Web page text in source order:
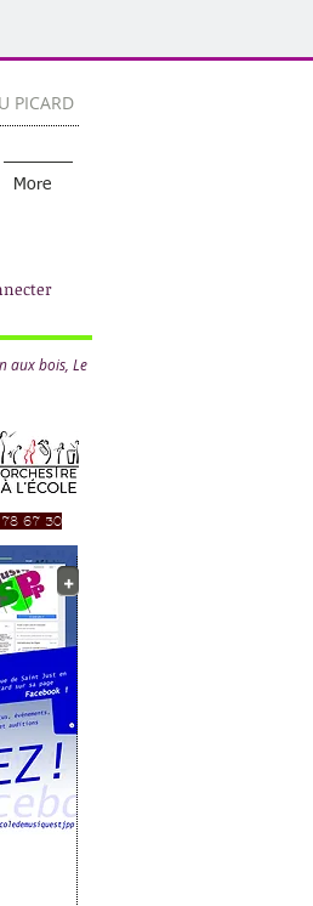
PICARD
More
bois, Le
67 30
+